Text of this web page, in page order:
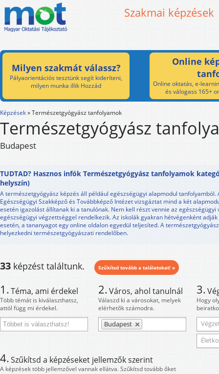
Szakmai képzések
Milyen szakmát válassz?
Pályaorientációs tesztünk segít kideríteni,
milyen munka illik Hozzád
Online
Online oktatás, e-
és válogass 165+
Képzések»Természetgyógyász tanfolyamok
Természetgyógyász
Budapest
TUDTAD? Hasznos infók Természetgyógyász tanfolyamok
helyszín)
A természetgyógyász képzés áll például egészségügyi alapmodul tanfolyamból.
Egészségügyi Szakképző és Továbbképző Intézet vizsgáztat mind a két
esetén igazolást állítanak ki a tanulónak. Nem kell részt vennie az egészségügyi
egészségügyi végzettséggel rendelkezik. Az iskolák gyakran hétvégenként
esetén, a tananyagot egy online oldalon egyedül teljesíted. A
helyezkedni természetgyógyászati rendelőben.
33 képzést találtunk. Szűkítsd tovább a találatokat! »
1.Téma, ami érdekel
Több témát is kiválaszthatsz,
attól függ mi érdekel.
2.Város, ahol tanulnál
Válaszd ki a városokat, melyek
elérhetők számodra.
Budapest
3.
Hogy
4.Szűkítsd a képzéseket jellemzők szerint
A képzések több jellemzővel vannak ellátva. Szűkítsd tovább őket